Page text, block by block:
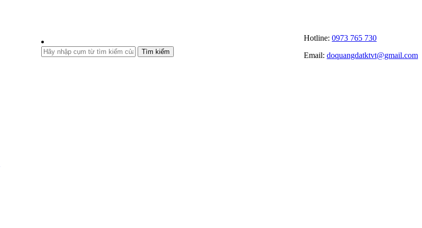
Tìm kiếm
Hotline: 0973 765 730
Email: doquangdatktvt@gmail.com